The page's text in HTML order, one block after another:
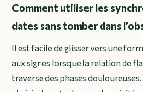
Comment utiliser les
dates sans tomber dans
Il est facile de glisser vers une
aux signes lorsque la relation de
traverse des phases